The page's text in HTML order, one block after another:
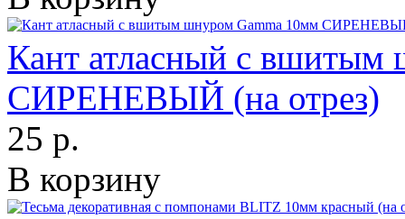
Кант атласный с
СИРЕНЕВЫЙ (на отрез)
25 р.
В корзину